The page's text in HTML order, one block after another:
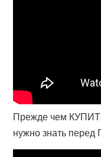
Прежде чем
нужно знать